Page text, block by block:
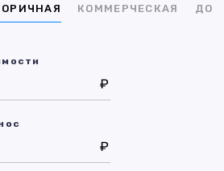
КОММЕРЧЕСКАЯ ДОМ
₽
₽